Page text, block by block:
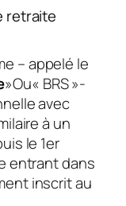
retraite
– appelé le
»Ou« BRS »-
avec
à un
le 1er
entrant dans
inscrit au